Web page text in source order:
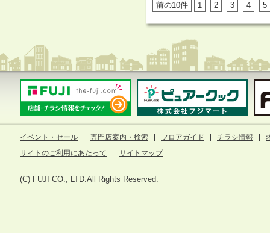
前の10件 1 2 3 4 5
イベント・セール 専門店案内・検索 フロアガイド チラシ情報
サイトのご利用にあたって
サイトマップ
(C) FUJI CO., LTD.All Rights Reserved.